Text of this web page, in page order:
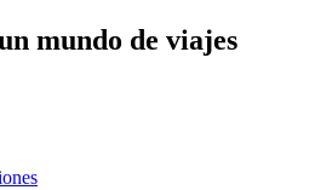
mundo de viajes